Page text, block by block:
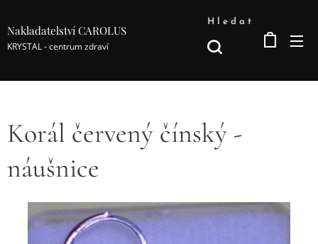
Nakladatelství CAROLUS
KRYSTAL - centrum zdraví
Hledat
Korál červený čínský -
náušnice